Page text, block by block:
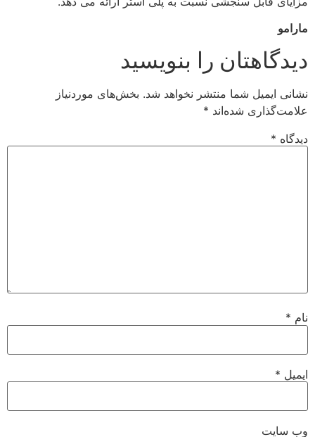
مارامو
دیدگاهتان را بنویسید
نشانی ایمیل شما منتشر نخواهد شد. بخش‌های موردنیاز
علامت‌گذاری شده‌اند *
دیدگاه *
نام *
ایمیل *
وب‌ سایت